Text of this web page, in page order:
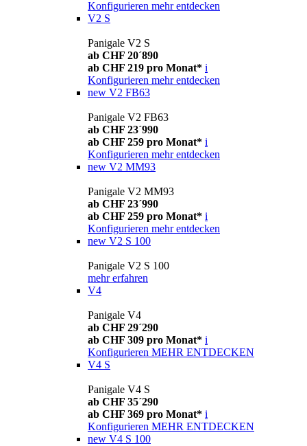
Konfigurieren mehr entdecken
V2 S
Panigale V2 S
ab CHF 20´890
ab CHF 219 pro Monat* i
Konfigurieren mehr entdecken
new V2 FB63
Panigale V2 FB63
ab CHF 23´990
ab CHF 259 pro Monat* i
Konfigurieren mehr entdecken
new V2 MM93
Panigale V2 MM93
ab CHF 23´990
ab CHF 259 pro Monat* i
Konfigurieren mehr entdecken
new V2 S 100
Panigale V2 S 100
mehr erfahren
V4
Panigale V4
ab CHF 29´290
ab CHF 309 pro Monat* i
Konfigurieren MEHR ENTDECKEN
V4 S
Panigale V4 S
ab CHF 35´290
ab CHF 369 pro Monat* i
Konfigurieren MEHR ENTDECKEN
new V4 S 100